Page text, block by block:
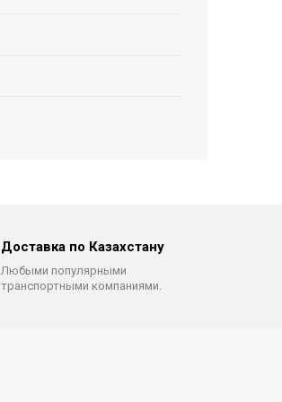
Доставка по Казахстану
Любыми популярными
транспортными компаниями.